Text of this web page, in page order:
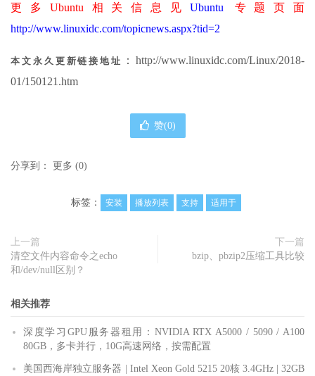
更多Ubuntu相关信息见 Ubuntu 专题页面
http://www.linuxidc.com/topicnews.aspx?tid=2
本文永久更新链接地址
：http://www.linuxidc.com/Linux/2018-
01/150121.htm
赞(0)
分享到： 更多 (0)
标签： 安装 播放列表 支持 适用于
上一篇
清空文件内容命令之echo
和/dev/null区别？
下一篇
bzip、pbzip2压缩工具比较
相关推荐
深度学习GPU服务器租用：NVIDIA RTX A5000 / 5090 / A100
80GB，多卡并行，10G高速网络，按需配置
美国西海岸独立服务器 | Intel Xeon Gold 5215 20核 3.4GHz | 32GB